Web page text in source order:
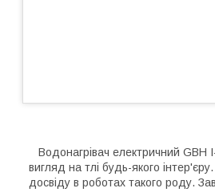
Водонагрівач електричний GBH
вигляд на тлі будь-якого
досвіду в роботах такого роду.